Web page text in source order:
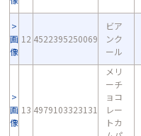
画
像
12 4522395250069
ビア
ンク
ール
画
像
13 4979103323131
メリ
ーチ
ョコ
レー
トカ